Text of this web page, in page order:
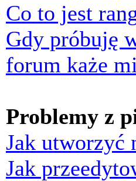
Co to jest
Gdy próbuję
forum każe
Problemy z
Jak utworzyć
Jak